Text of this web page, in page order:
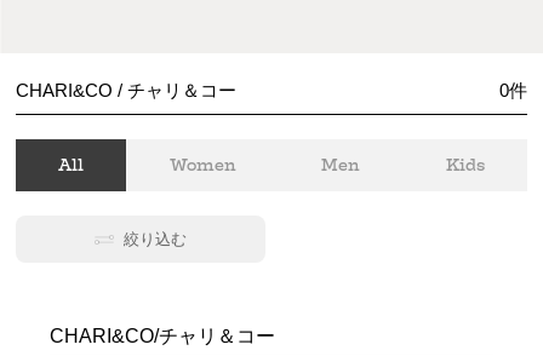
CHARI&CO / チャリ＆コー 0件
All Women Men Kids
絞り込む
CHARI&CO/チャリ＆コー